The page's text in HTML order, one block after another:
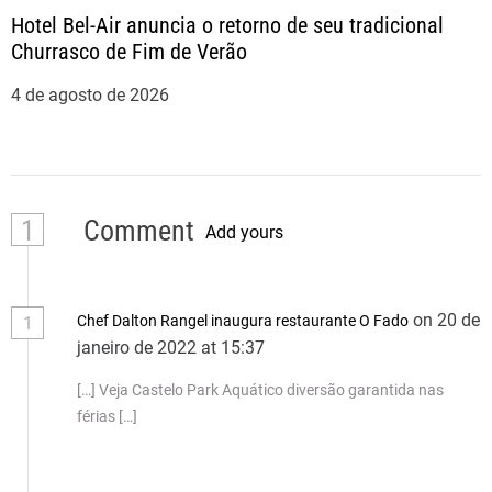
Hotel Bel-Air anuncia o retorno de seu tradicional
Churrasco de Fim de Verão
4 de agosto de 2026
1 Comment Add yours
1 Chef Dalton Rangel inaugura restaurante O Fado on 20 de
janeiro de 2022 at 15:37
[…] Veja Castelo Park Aquático diversão garantida nas
férias […]